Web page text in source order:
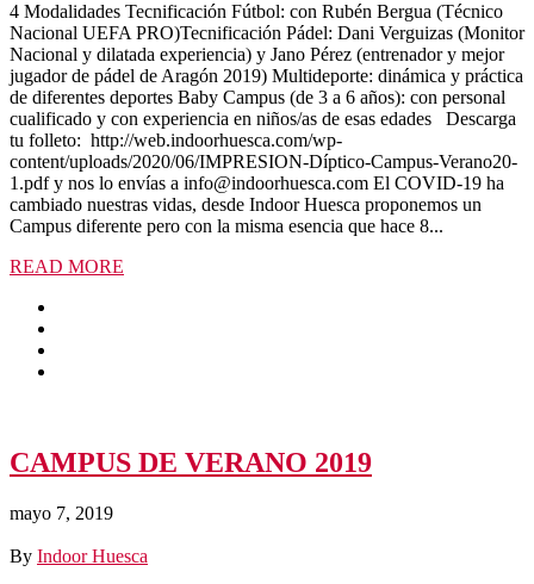
4 Modalidades Tecnificación Fútbol: con Rubén Bergua (Técnico
Nacional UEFA PRO)Tecnificación Pádel: Dani Verguizas (Monitor
Nacional y dilatada experiencia) y Jano Pérez (entrenador y mejor
jugador de pádel de Aragón 2019) Multideporte: dinámica y práctica
de diferentes deportes Baby Campus (de 3 a 6 años): con personal
cualificado y con experiencia en niños/as de esas edades Descarga
tu folleto: http://web.indoorhuesca.com/wp-
content/uploads/2020/06/IMPRESION-Díptico-Campus-Verano20-
1.pdf y nos lo envías a info@indoorhuesca.com El COVID-19 ha
cambiado nuestras vidas, desde Indoor Huesca proponemos un
Campus diferente pero con la misma esencia que hace 8...
READ MORE
CAMPUS DE VERANO 2019
mayo 7, 2019
By Indoor Huesca